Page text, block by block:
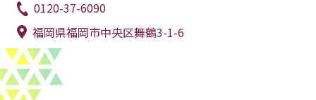
0120-37-6090
福岡県福岡市中央区舞鶴3-1-6